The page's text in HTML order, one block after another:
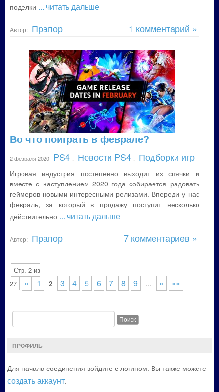
поделки ... читать дальше
Автор: Прапор 1 комментарий »
Во что поиграть в феврале?
2 февраля 2020 PS4 Новости PS4 Подборки игр
Игровая индустрия постепенно выходит из спячки и
вместе с наступлением 2020 года собирается радовать
геймеров новыми интересными релизами. Впереди у нас
февраль, за который в продажу поступит несколько
действительно ... читать дальше
Автор: Прапор 7 комментариев »
Стр. 2 из
27
« 1 2 3 4 5 6 7 8 9 ... » »»
ПРОФИЛЬ
Для начала соединения войдите с логином. Вы также можете
создать аккаунт.